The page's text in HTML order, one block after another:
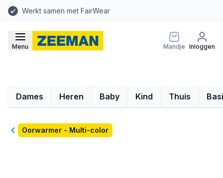
Werkt samen met FairWear
Menu Mandje Inloggen
Dames Heren Baby Kind Thuis
TerugOorwarmer - Multi-color